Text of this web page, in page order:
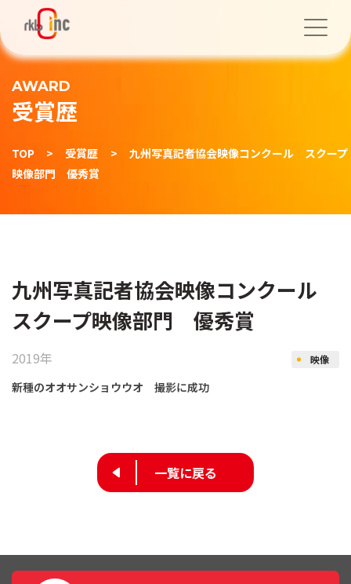
AWARD
受賞歴
TOP > 受賞歴 >
九州写真記者協会映像コンクール スクープ
映像部門 優秀賞
九州写真記者協会映像コンクール
スクープ映像部門 優秀賞
2019年 映像
新種のオオサンショウウオ 撮影に成功
一覧に戻る